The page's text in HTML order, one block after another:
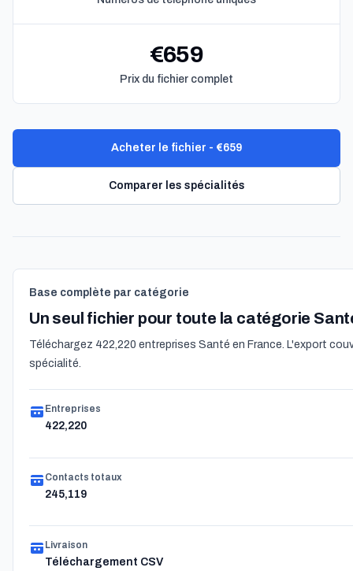
€659
Prix du fichier complet
Acheter le fichier - €659
Comparer les spécialités
Base complète par catégorie
Un seul fichier pour toute la catégorie
Téléchargez 422,220 entreprises Santé en France. L'export
spécialité.
Entreprises
422,220
Contacts totaux
245,119
Livraison
Téléchargement CSV